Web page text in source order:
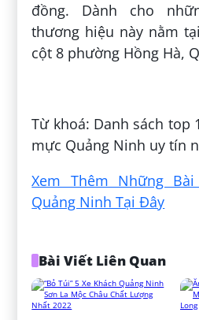
đồng. Dành cho
thương hiệu này nằm
cột 8 phường Hồng Hà,
Từ khoá: Danh sách top
mực Quảng Ninh uy tín
Xem Thêm Những
Quảng Ninh Tại Đây
Bài Viết Liên Quan